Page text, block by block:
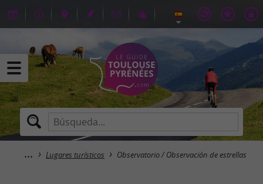
Lugares turísticos Observatorio / Observación de estrellas